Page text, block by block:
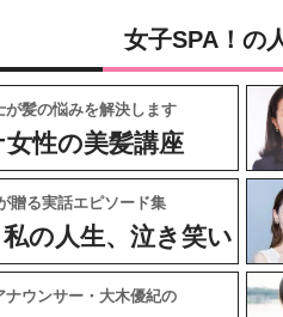
女子SPA！の
が髪の悩みを解決します
性の美髪講座
贈る実話エピソード集
の人生、泣き笑い
ナウンサー・大木優紀の